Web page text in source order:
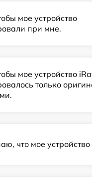
мое устройство
при мне.
мое устройство
только
что мое устройство